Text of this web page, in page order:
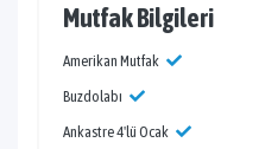
Mutfak Bilgileri
Amerikan Mutfak
Buzdolabı
Ankastre 4'lü Ocak